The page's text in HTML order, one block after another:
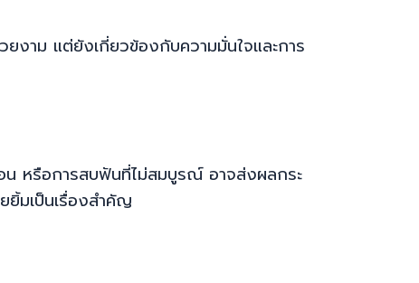
าม แต่ยังเกี่ยวข้องกับความมั่นใจและการ
หรือการสบฟันที่ไม่สมบูรณ์ อาจส่งผลกระ
ยิ้มเป็นเรื่องสำคัญ